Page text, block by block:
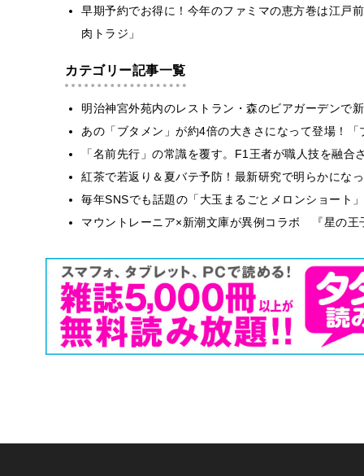
早期予約でお得に！今年のファミマの恵方巻は江戸
肉トラジ」
カテゴリー記事一覧
明治神宮外苑内のレストラン・森のビアガーデンで
あの「ブタメン」が約4倍の大きさになって登場！
「名前先行」の常識を覆す。F1王者が職人技を融
紅茶で若返り＆夏バテ予防！最新研究で明らかにな
毎年SNSでも話題の「大玉まるごとメロンショート
マウントレーニア×新潮文庫が異例コラボ 『星の